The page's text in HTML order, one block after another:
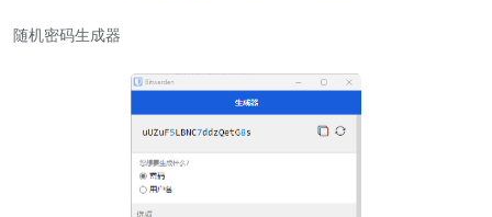
随机密码生成器